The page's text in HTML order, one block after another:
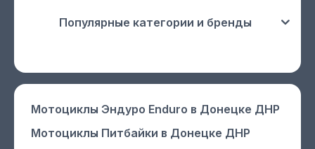
Популярные категории и бренды
Мотоциклы Эндуро Enduro в Донецке ДНР
Мотоциклы Питбайки в Донецке ДНР